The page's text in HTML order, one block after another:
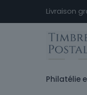
Livraison
Philatélie